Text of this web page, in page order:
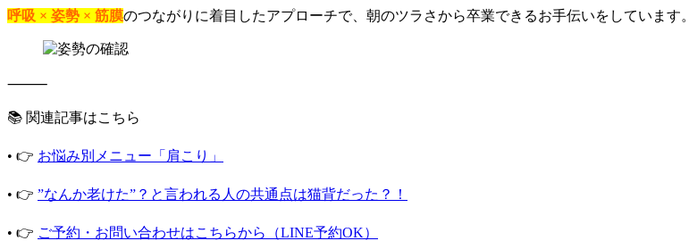
呼吸 × 姿勢 × 筋膜のつながりに着目したアプローチで、朝のツラさから卒業できるお手伝いをしています。
⸻
📚 関連記事はこちら
• 👉 お悩み別メニュー「肩こり」
• 👉 ”なんか老けた”？と言われる人の共通点は猫背だった？！
• 👉 ご予約・お問い合わせはこちらから（LINE予約OK）